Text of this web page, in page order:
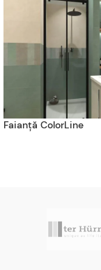
Faianță ColorLine